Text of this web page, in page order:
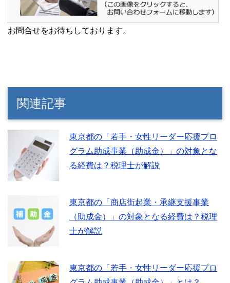
お問合せをお待ちしております。
関連記事
東京都の「若手・女性リーダー応援プロ
グラム助成事業（助成金）」の対象とな
る経費は？税理士が解説
東京都の「商店街起業・承継支援事業
（助成金）」の対象となる経費は？税理
士が解説
東京都の「若手・女性リーダー応援プロ